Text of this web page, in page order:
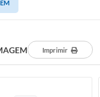
Imprimir